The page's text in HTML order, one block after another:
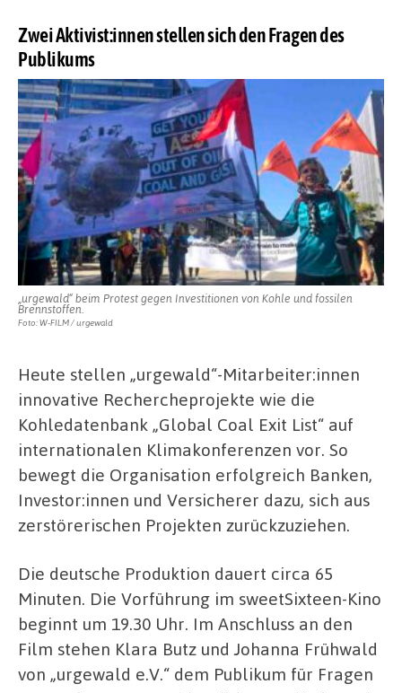
Zwei Aktivist:innen stellen sich den Fragen des
Publikums
„urgewald“ beim Protest gegen Investitionen von Kohle und fossilen
Brennstoffen.
Foto: W-FILM / urgewald
Heute stellen „urgewald“-Mitarbeiter:innen
innovative Rechercheprojekte wie die
Kohledatenbank „Global Coal Exit List“ auf
internationalen Klimakonferenzen vor. So
bewegt die Organisation erfolgreich Banken,
Investor:innen und Versicherer dazu, sich aus
zerstörerischen Projekten zurückzuziehen.
Die deutsche Produktion dauert circa 65
Minuten. Die Vorführung im sweetSixteen-Kino
beginnt um 19.30 Uhr. Im Anschluss an den
Film stehen Klara Butz und Johanna Frühwald
von „urgewald e.V.“ dem Publikum für Fragen